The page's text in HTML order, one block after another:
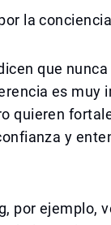
la conciencia
que
es muy
quieren
y
por ejemplo,